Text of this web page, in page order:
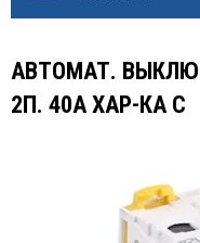
АВТОМАТ.
2П. 40А ХАР-КА С